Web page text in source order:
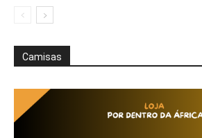
Camisas